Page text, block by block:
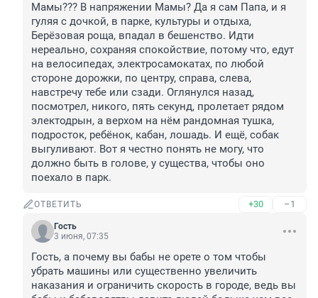
Мамы??? В напряжении Мамы? Да я сам Папа, и я
гуляя с дочкой, в парке, культуры и отдыха,
Берёзовая роща, впадал в бешенство. Идти
нереально, сохраняя спокойствие, потому что, едут
на велосипедах, электросамокатах, по любой
стороне дорожки, по центру, справа, слева,
навстречу тебе или сзади. Оглянулся назад,
посмотрел, никого, пять секунд, пролетает рядом
электодрын, а верхом на нём рандомная тушка,
подросток, ребёнок, кабан, лошадь. И ещё, собак
выгуливают. Вот я честно понять не могу, что
должно быть в голове, у существа, чтобы оно
поехало в парк.
ОТВЕТИТЬ +30 –1
Гость
3 июня, 07:35
Гость, а почему вы бабы не орете о том чтобы
убрать машины или существенно увеличить
наказания и ограничить скорость в городе, ведь вы